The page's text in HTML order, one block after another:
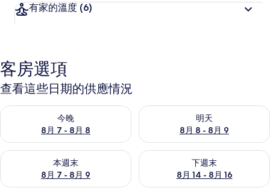
有家的溫度 (6)
客房選項
查看這些日期的供應情況
今晚
8月 7 - 8月 8
查看今晚 (8月 7 - 8月 8) 的供應情況
明天
8月 8 - 8月 9
查看明天 (8月 8 - 8月 9) 的供
本週末
8月 7 - 8月 9
查看本週末 (8月 7 - 8月 9) 的供應情況
下週末
8月 14 - 8月 16
查看下週末 (8月 14 - 8月 16)